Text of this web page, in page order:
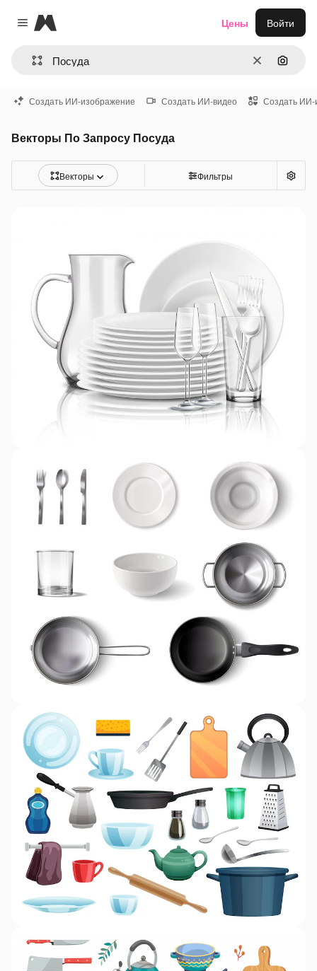
Close menu
Magnific
ОчиститьПоиск
Цены Войти
Создать ИИ-изображение Создать ИИ-видео Создать ИИ-
Векторы По Запросу Посуда
Векторы Фильтры